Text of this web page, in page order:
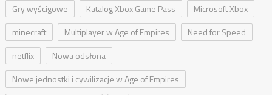
Gry wyścigowe
Katalog Xbox Game Pass
Microsoft Xbox
minecraft
Multiplayer w Age of Empires
Need for Speed
netflix
Nowa odsłona
Nowe jednostki i cywilizacje w Age of Empires